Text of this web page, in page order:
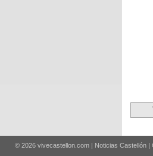
© 2026 vivecastellon.com | Noticias Castellón